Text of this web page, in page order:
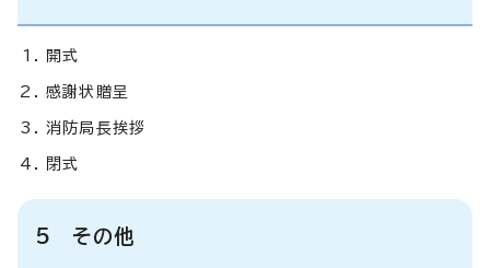
開式
感謝状贈呈
消防局長挨拶
閉式
5 その他